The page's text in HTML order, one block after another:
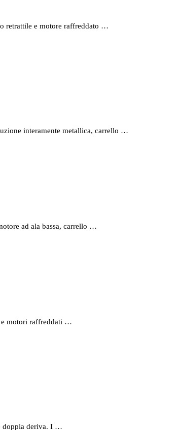
retrattile e motore raffreddato …
interamente metallica, carrello …
ad ala bassa, carrello …
e motori raffreddati …
doppia deriva. I …